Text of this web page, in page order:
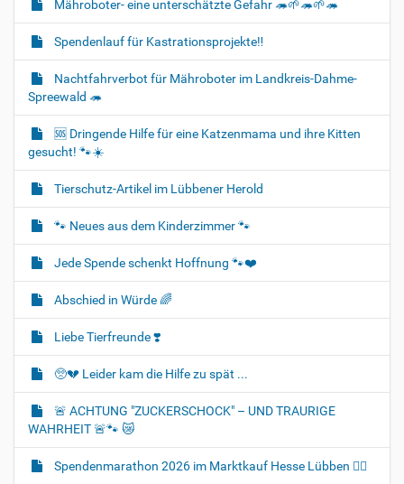
Mähroboter- eine unterschätzte Gefahr 🦔🌱🦔🌱🦔
Spendenlauf für Kastrationsprojekte‼️
Nachtfahrverbot für Mähroboter im Landkreis-Dahme-
Spreewald 🦔
🆘️ Dringende Hilfe für eine Katzenmama und ihre Kitten
gesucht! 🐾☀️
Tierschutz-Artikel im Lübbener Herold
🐾 Neues aus dem Kinderzimmer 🐾
Jede Spende schenkt Hoffnung 🐾❤️
Abschied in Würde 🌈
Liebe Tierfreunde ❣️
🥺💔 Leider kam die Hilfe zu spät ...
🚨 ACHTUNG "ZUCKERSCHOCK" – UND TRAURIGE
WAHRHEIT 🚨🐾 😿
Spendenmarathon 2026 im Marktkauf Hesse Lübben 👍🏻